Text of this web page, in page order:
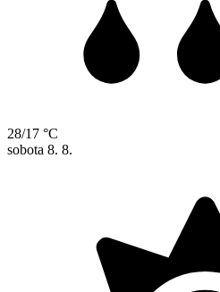
28/17 °C
sobota 8. 8.